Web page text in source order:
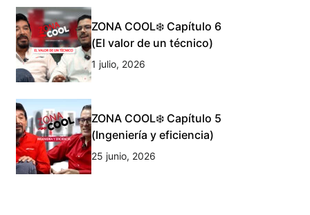
ZONA COOL❄️ Capítulo 6
(El valor de un técnico)
1 julio, 2026
ZONA COOL❄️ Capítulo 5
(Ingeniería y eficiencia)
25 junio, 2026